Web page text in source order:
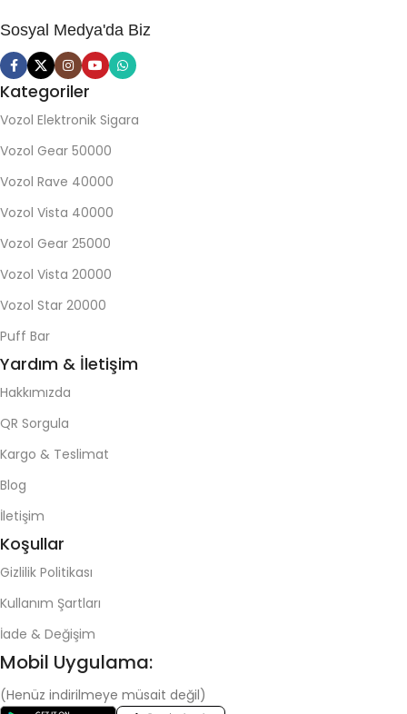
Sosyal Medya'da Biz
Kategoriler
Vozol Elektronik Sigara
Vozol Gear 50000
Vozol Rave 40000
Vozol Vista 40000
Vozol Gear 25000
Vozol Vista 20000
Vozol Star 20000
Puff Bar
Yardım & İletişim
Hakkımızda
QR Sorgula
Kargo & Teslimat
Blog
İletişim
Koşullar
Gizlilik Politikası
Kullanım Şartları
İade & Değişim
Mobil Uygulama:
(Henüz indirilmeye müsait değil)